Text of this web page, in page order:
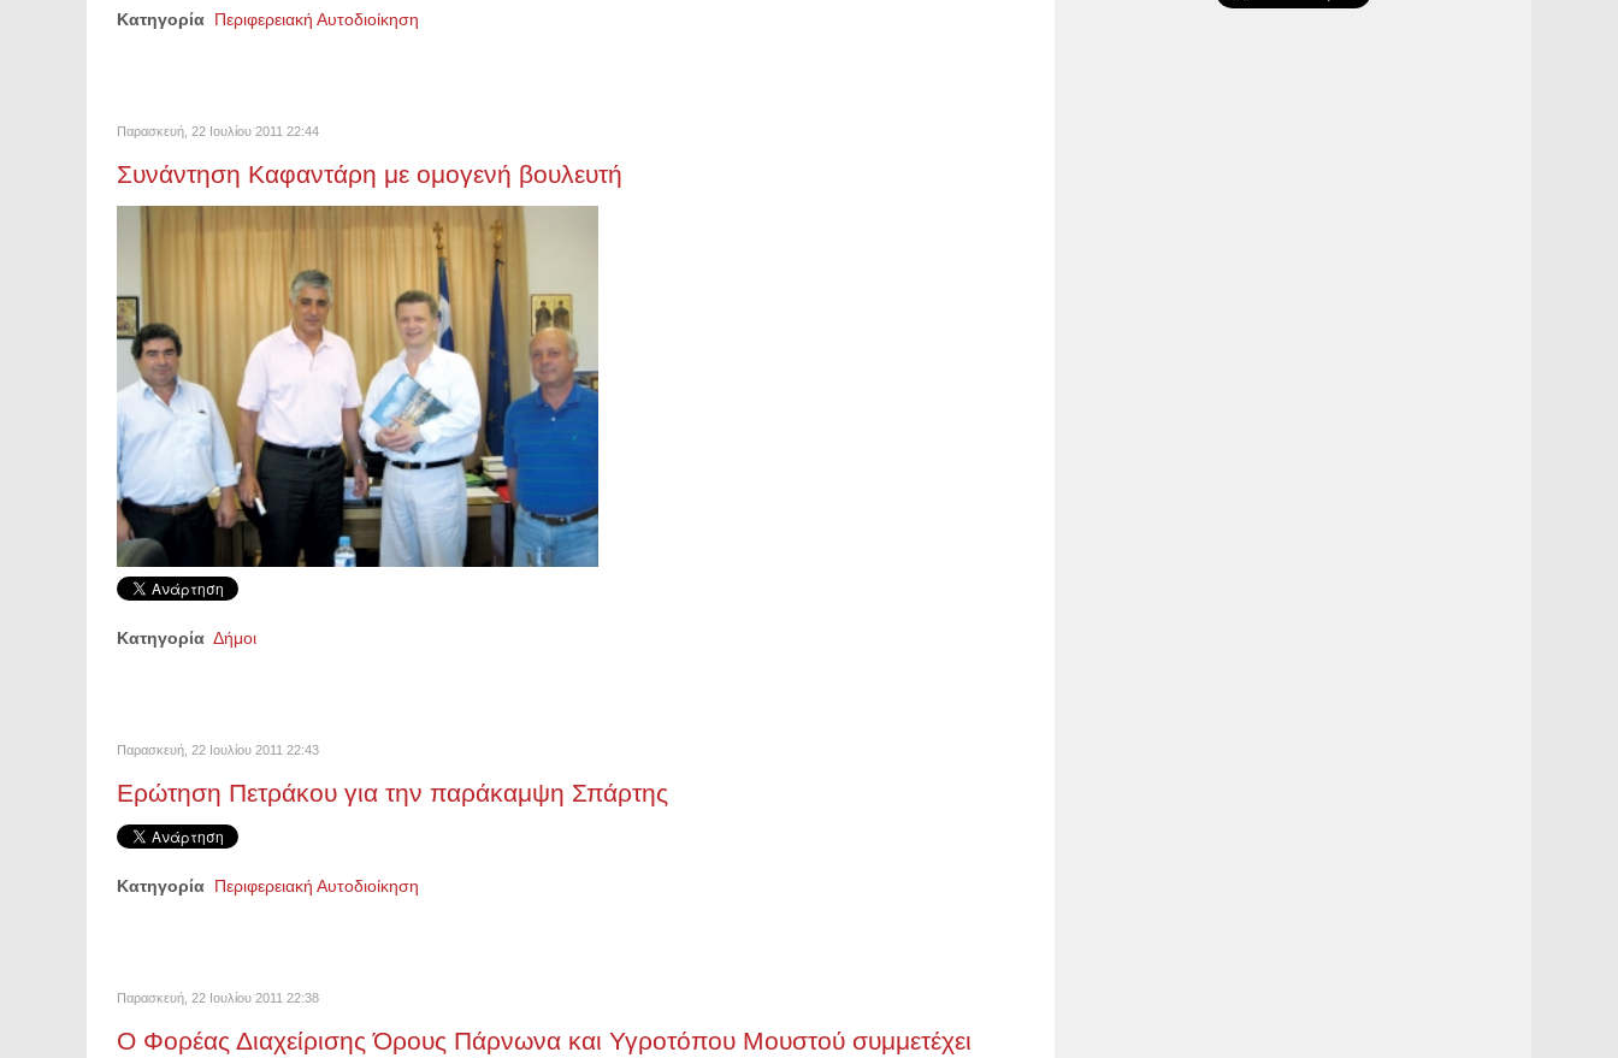
Κατηγορία Περιφερειακή Αυτοδιοίκηση
Παρασκευή, 22 Ιουλίου 2011 22:44
Συνάντηση Καφαντάρη με ομογενή βουλευτή
Κατηγορία Δήμοι
Παρασκευή, 22 Ιουλίου 2011 22:43
Ερώτηση Πετράκου για την παράκαμψη Σπάρτης
Κατηγορία Περιφερειακή Αυτοδιοίκηση
Παρασκευή, 22 Ιουλίου 2011 22:38
Ο Φορέας Διαχείρισης Όρους Πάρνωνα και Υγροτόπου Μουστού συμμετέχει